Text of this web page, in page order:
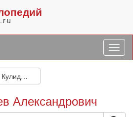
Кулиджанов Лев Александрович
Александрович